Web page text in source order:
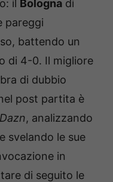
il Bologna di
pareggi
battendo un
di 4-0. Il migliore
di dubbio
post partita è
Dazn, analizzando
svelando le sue
in
di seguito le